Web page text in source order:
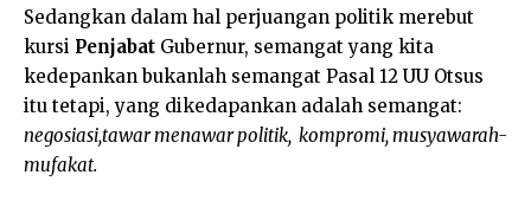
Sedangkan dalam hal perjuangan politik merebut
kursi Penjabat Gubernur, semangat yang kita
kedepankan bukanlah semangat Pasal 12 UU Otsus
itu tetapi, yang dikedapankan adalah semangat:
negosiasi,tawar menawar politik, kompromi, musyawarah-
mufakat.